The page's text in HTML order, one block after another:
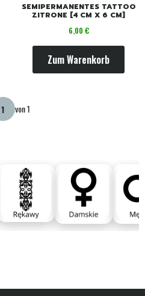
SEMIPERMANENTES TATTOO
ZITRONE [4 CM X 6 CM]
Preis
6,00 €
Zum Warenkorb
von 1